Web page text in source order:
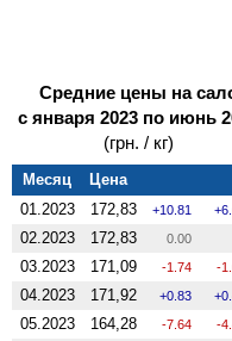
Средние цены на
с января 2023 по июнь
(грн. / кг)
Месяц
Цена
01.2023
172,83 10.81
02.2023 172,83 0.00
03.2023 171,09 -1.74 -
04.2023 171,92 0.83
05.2023 164,28 -7.64 -